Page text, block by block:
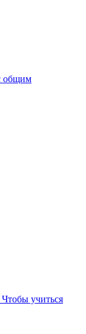
общим
учиться